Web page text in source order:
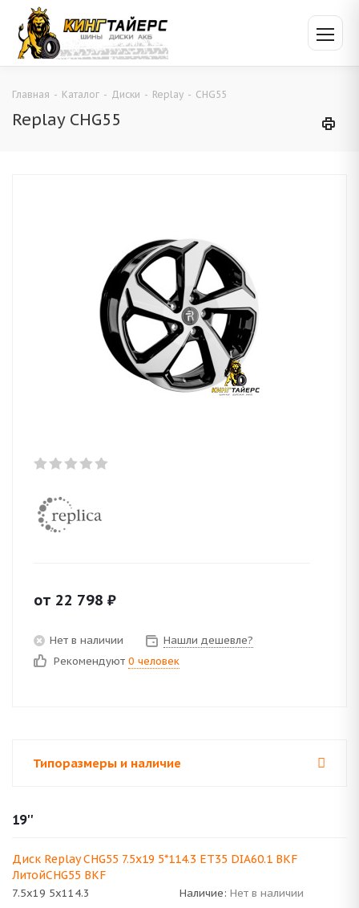
Главная - Каталог - Диски - Replay - CHG55
Replay CHG55
от 22 798 ₽
Нет в наличии
Нашли дешевле?
Рекомендуют 0 человек
Типоразмеры и наличие
19''
Диск Replay CHG55 7.5x19 5*114.3 ET35 DIA60.1 BKF
ЛитойCHG55 BKF
7.5x19 5x114.3 Наличие: Нет в наличии